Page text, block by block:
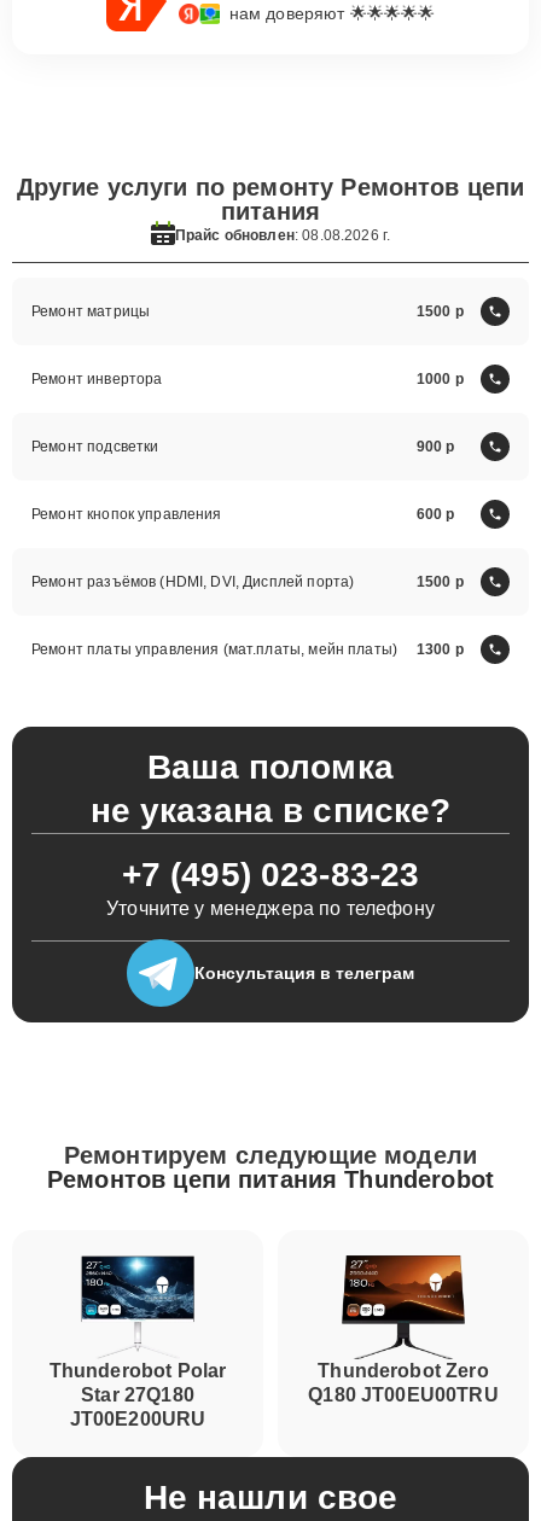
нам доверяют 🌟🌟🌟🌟🌟
Другие услуги по ремонту Ремонтов цепи
питания
Прайс обновлен: 08.08.2026 г.
Ремонт матрицы 1500
Ремонт инвертора 1000
Ремонт подсветки 900
Ремонт кнопок управления 600
Ремонт разъёмов (HDMI, DVI, Дисплей порта) 1500
Ремонт платы управления (мат.платы, мейн платы) 1300
Ваша поломка
не указана в списке?
+7 (495) 023-83-23
Уточните у менеджера по телефону
Консультация в телеграм
Ремонтируем следующие модели
Ремонтов цепи питания Thunderobot
Thunderobot Polar
Star 27Q180
JT00E200URU
Thunderobot Zero
Q180 JT00EU00TRU
Не нашли свое